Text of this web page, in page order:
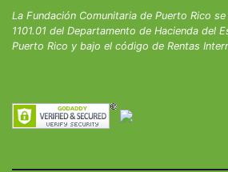
La Fundación Comunitaria de Puerto Rico
1101.01 del Departamento de Hacienda del
Puerto Rico y bajo el código de Rentas